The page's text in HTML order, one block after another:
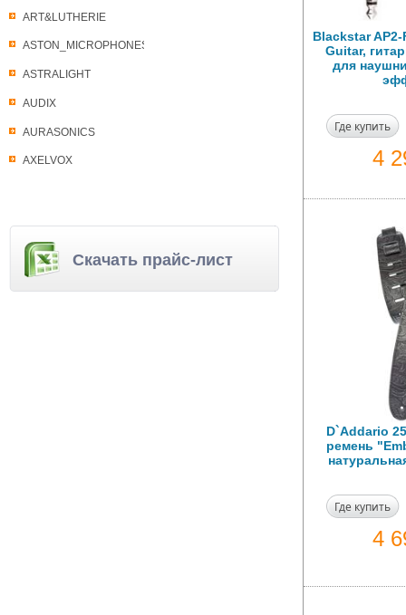
ART&LUTHERIE
ASTON_MICROPHONES
ASTRALIGHT
AUDIX
AURASONICS
AXELVOX
Скачать прайс-лист
Blackstar AP2-
Guitar,
для
Где купить
4
D`Addario
ремень
Где купить
4